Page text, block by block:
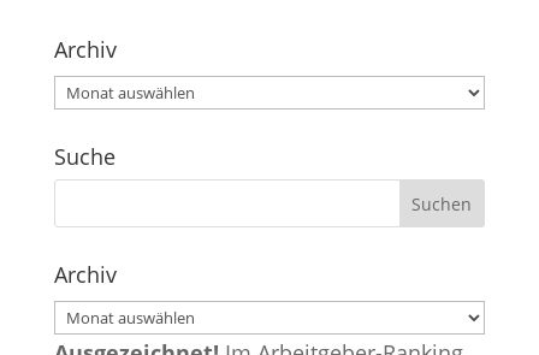
Archiv
Archiv
Suche
Archiv
Archiv